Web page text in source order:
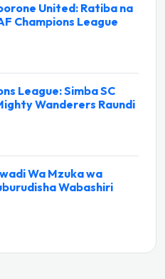
United: Ratiba na
Champions League
League: Simba SC
Wanderers Raundi
Wa Mzuka wa
Wabashiri